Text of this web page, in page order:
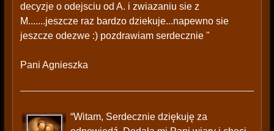
decyzje o odejsciu od A. i zwiazaniu sie z
M.......jeszcze raz bardzo dziekuje...napewno sie
jeszcze odezwe :) pozdrawiam serdecznie "
Pani Agnieszka
“Witam, Serdecznie dziękuję za